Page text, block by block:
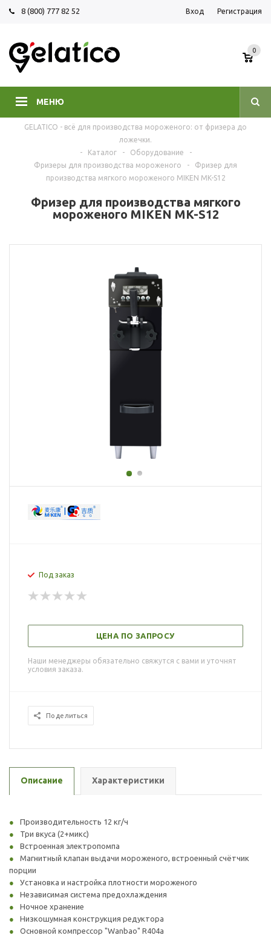
8 (800) 777 82 52 Вход Регистрация
МЕНЮ
0
GELATICO - всё для производства мороженого: от фризера до
ложечки.
-
Каталог - Оборудование
-
Фризеры для производства мороженого
-
Фризер для
производства мягкого мороженого MIKEN MK-S12
Фризер для производства мягкого
мороженого MIKEN MK-S12
Под заказ
ЦЕНА ПО ЗАПРОСУ
Наши менеджеры обязательно свяжутся с вами и уточнят
условия заказа.
Поделиться
Описание Характеристики
Производительность 12 кг/ч
Три вкуса (2+микс)
Встроенная электропомпа
Магнитный клапан выдачи мороженого, встроенный счётчик
порции
Установка и настройка плотности мороженого
Независимая система предохлаждения
Ночное хранение
Низкошумная конструкция редуктора
Основной компрессор "Wanbao" R404a